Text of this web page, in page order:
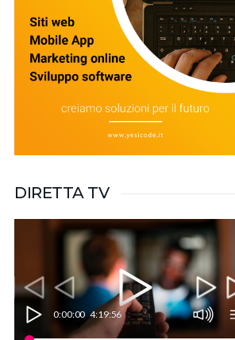
DIRETTA TV
0:00:00 4:19:56